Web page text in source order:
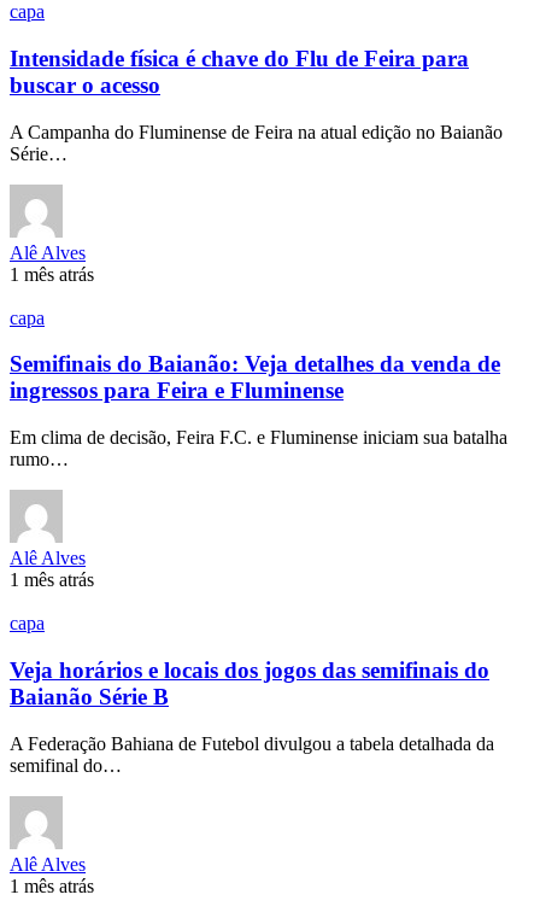
capa
Intensidade física é chave do Flu de Feira para
buscar o acesso
A Campanha do Fluminense de Feira na atual edição no Baianão
Série…
Alê Alves
1 mês atrás
capa
Semifinais do Baianão: Veja detalhes da venda de
ingressos para Feira e Fluminense
Em clima de decisão, Feira F.C. e Fluminense iniciam sua batalha
rumo…
Alê Alves
1 mês atrás
capa
Veja horários e locais dos jogos das semifinais do
Baianão Série B
A Federação Bahiana de Futebol divulgou a tabela detalhada da
semifinal do…
Alê Alves
1 mês atrás